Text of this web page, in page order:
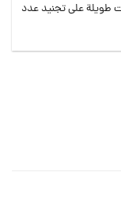
طويلة على تجنيد عدد